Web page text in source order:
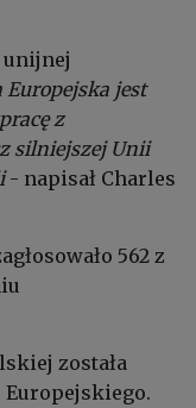
unijnej
Europejska jest
z
silniejszej Unii
- napisał Charles
562 z
została